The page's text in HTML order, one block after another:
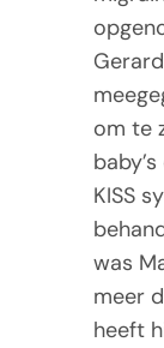
om te
KISS
was
meer
heeft